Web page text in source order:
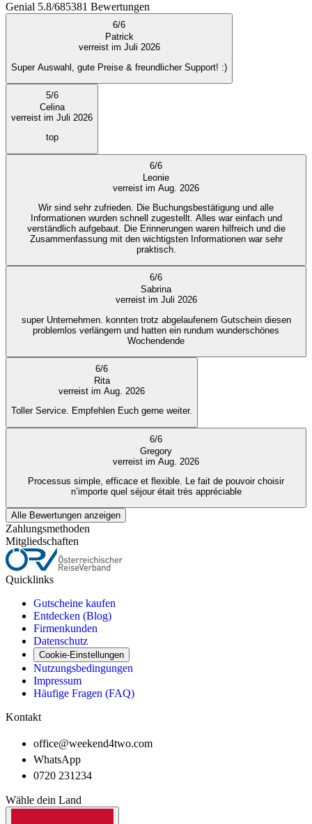
Genial 5.8/685381 Bewertungen
6/6
Patrick
verreist im Juli 2026
Super Auswahl, gute Preise & freundlicher Support! :)
5/6
Celina
verreist im Juli 2026
top
6/6
Leonie
verreist im Aug. 2026
Wir sind sehr zufrieden. Die Buchungsbestätigung und alle
Informationen wurden schnell zugestellt. Alles war einfach und
verständlich aufgebaut. Die Erinnerungen waren hilfreich und die
Zusammenfassung mit den wichtigsten Informationen war sehr
praktisch.
6/6
Sabrina
verreist im Juli 2026
super Unternehmen. konnten trotz abgelaufenem Gutschein diesen
problemlos verlängern und hatten ein rundum wunderschönes
Wochendende
6/6
Rita
verreist im Aug. 2026
Toller Service. Empfehlen Euch gerne weiter.
6/6
Gregory
verreist im Aug. 2026
Processus simple, efficace et flexible. Le fait de pouvoir choisir
n’importe quel séjour était très appréciable
Alle Bewertungen anzeigen
Zahlungsmethoden
Mitgliedschaften
Quicklinks
Gutscheine kaufen
Entdecken (Blog)
Firmenkunden
Datenschutz
Cookie-Einstellungen
Nutzungsbedingungen
Impressum
Häufige Fragen (FAQ)
Kontakt
office@weekend4two.com
WhatsApp
0720 231234
Wähle dein Land